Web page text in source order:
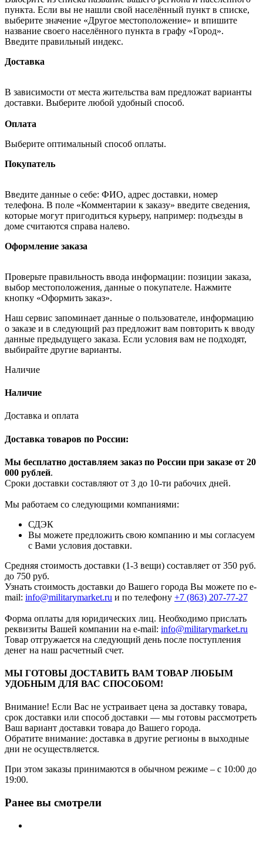
пункта. Если вы не нашли свой населённый пункт в списке,
выберите значение «Другое местоположение» и впишите
название своего населённого пункта в графу «Город».
Введите правильный индекс.
Доставка
В зависимости от места жительства вам предложат варианты
доставки. Выберите любой удобный способ.
Оплата
Выберите оптимальный способ оплаты.
Покупатель
Введите данные о себе: ФИО, адрес доставки, номер
телефона. В поле «Комментарии к заказу» введите сведения,
которые могут пригодиться курьеру, например: подъезды в
доме считаются справа налево.
Оформление заказа
Проверьте правильность ввода информации: позиции заказа,
выбор местоположения, данные о покупателе. Нажмите
кнопку «Оформить заказ».
Наш сервис запоминает данные о пользователе, информацию
о заказе и в следующий раз предложит вам повторить к вводу
данные предыдущего заказа. Если условия вам не подходят,
выбирайте другие варианты.
Наличие
Наличие
Доставка и оплата
Доставка товаров по России:
Мы бесплатно доставляем заказ по России при заказе от 20
000 рублей.
Сроки доставки составляют от 3 до 10-ти рабочих дней.
Мы работаем со следующими компаниями:
СДЭК
Вы можете предложить свою компанию и мы согласуем
с Вами условия доставки.
Средняя стоимость доставки (1-3 вещи) составляет от 350 руб.
до 750 руб.
Узнать стоимость доставки до Вашего города Вы можете по e-
mail: info@militarymarket.ru и по телефону +7 (863) 207-77-27
Форма оплаты для юридических лиц. Необходимо прислать
реквизиты Вашей компании на е-mail: info@militarymarket.ru
Товар отгружается на следующий день после поступления
денег на наш расчетный счет.
МЫ ГОТОВЫ ДОСТАВИТЬ ВАМ ТОВАР ЛЮБЫМ
УДОБНЫМ ДЛЯ ВАС СПОСОБОМ!
Внимание! Если Вас не устраивает цена за доставку товара,
срок доставки или способ доставки — мы готовы рассмотреть
Ваш вариант доставки товара до Вашего города.
Обратите внимание: доставка в другие регионы в выходные
дни не осуществляется.
При этом заказы принимаются в обычном режиме – с 10:00 до
19:00.
Ранее вы смотрели